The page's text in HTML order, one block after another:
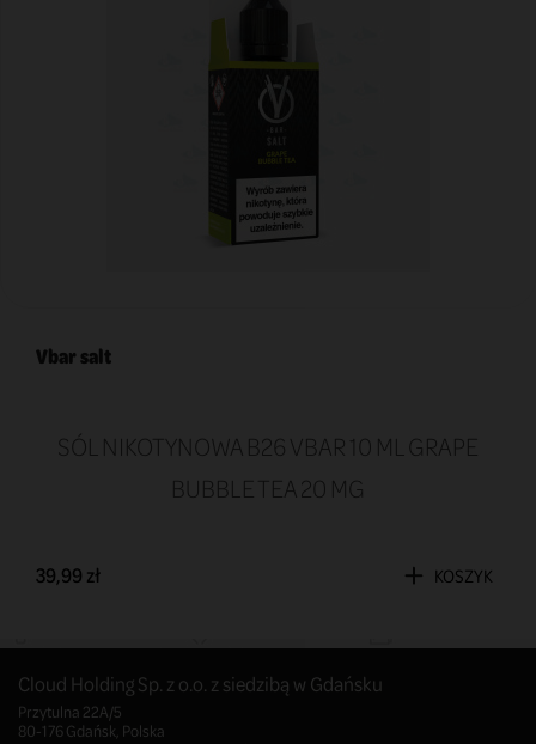
Vbar salt
SÓL NIKOTYNOWA B26 VBAR 10 ML GRAPE
BUBBLE TEA 20 MG
39,99 zł KOSZYK
Cloud Holding Sp. z o.o. z siedzibą w Gdańsku
Przytulna 22A/5
80-176 Gdańsk, Polska